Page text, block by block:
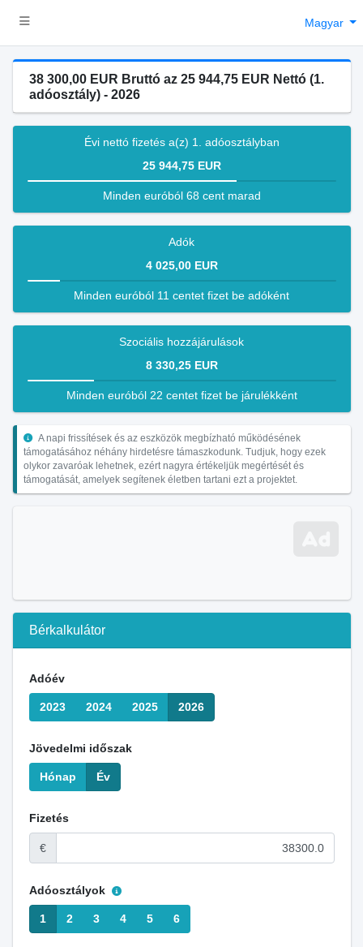
Magyar
38 300,00 EUR Bruttó az 25 944,75 EUR Nettó (1.
adóosztály) - 2026
Évi nettó fizetés a(z) 1. adóosztályban
25 944,75 EUR
Minden euróból 68 cent marad
Adók
4 025,00 EUR
Minden euróból 11 centet fizet be adóként
Szociális hozzájárulások
8 330,25 EUR
Minden euróból 22 centet fizet be járulékként
A napi frissítések és az eszközök megbízható működésének
támogatásához néhány hirdetésre támaszkodunk. Tudjuk, hogy ezek
olykor zavaróak lehetnek, ezért nagyra értékeljük megértését és
támogatását, amelyek segítenek életben tartani ezt a projektet.
Bérkalkulátor
Adóév
2023 2024 2025 2026
Jövedelmi időszak
Hónap Év
Fizetés
€
Adóosztályok
1 2 3 4 5 6